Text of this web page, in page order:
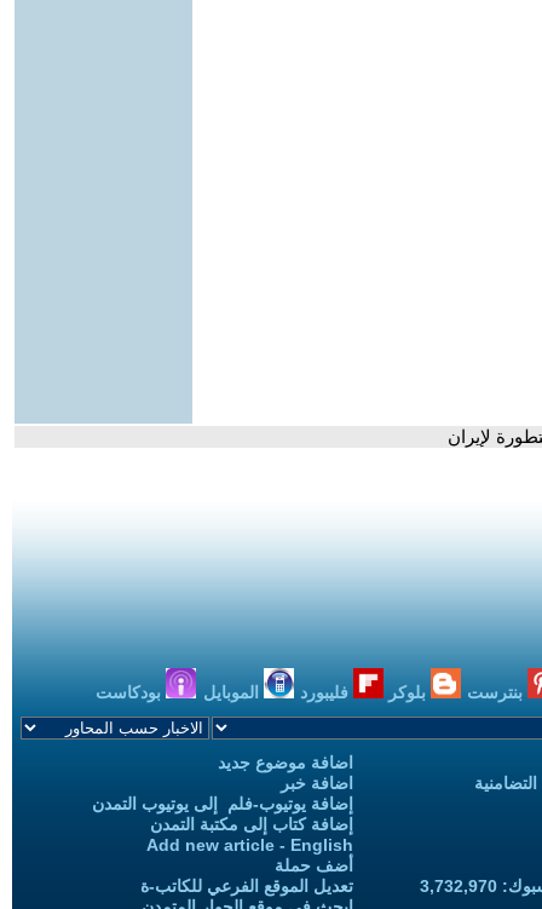
لإيران
بنترست بلوكر فليبورد الموبايل بودكاست
اضافة موضوع جديد
اضافة خبر
إضافة يوتيوب-فلم إلى يوتيوب التمدن
إضافة كتاب إلى مكتبة التمدن
Add new article - English
أضف حملة
تعديل الموقع الفرعي للكاتب-ة